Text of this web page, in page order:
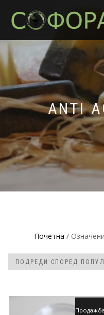
ANTI
Почетна /